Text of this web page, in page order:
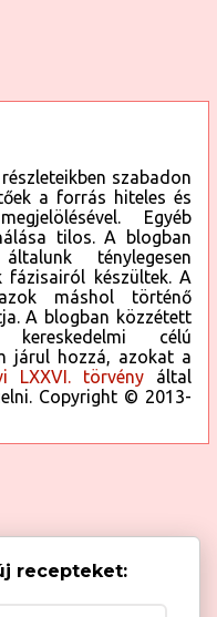
szabadon
a forrás hiteles és
Egyéb
tilos. A blogban
ténylegesen
fázisairól készültek. A
máshol történő
A blogban közzétett
célú
járul hozzá, azokat a
LXXVI. törvény által
Copyright © 2013-
recepteket: